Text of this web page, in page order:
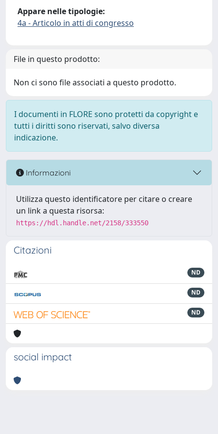
Appare nelle tipologie:
4a - Articolo in atti di congresso
File in questo prodotto:
Non ci sono file associati a questo prodotto.
I documenti in FLORE sono protetti da copyright e
tutti i diritti sono riservati, salvo diversa
indicazione.
Informazioni
Utilizza questo identificatore per citare o creare
un link a questa risorsa:
https://hdl.handle.net/2158/333550
Citazioni
ND
ND
ND
social impact